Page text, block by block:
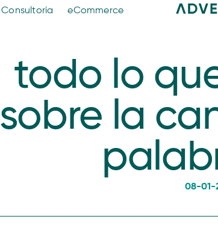
Consultoria eCommerce
todo lo
sobre la
08-01-